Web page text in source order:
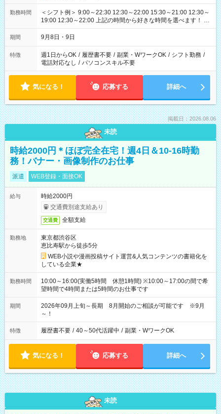
勤務時間
＜シフト例＞ 9:00～22:30 12:30～22:00 15:30～21:00 12:30～
19:00 12:30～22:00 上記の時間から好きな時間を選べます！ ※
時間は変更となる可能性があります
期間 9月8日・9日
特徴 週1日からOK / 履歴書不要 / 副業・WワークOK / シフト勤務 /
電話対応なし / パソコンスキル不要
気になる！ 応募する 詳細へ
掲載日：2026.08.06
未読
時給2000円＊ほぼ完全在宅！週4日＆10-16時勤
務！バナー・画像制作のお仕事
派遣 WEB登録・面接OK
給与
時給2000円
交通費別途支給あり
交通費 全額支給
勤務地
東京都渋谷区
恵比寿駅から徒歩5分
WEB小説や漫画投稿サイト運営&人気コンテンツの書籍化を
している企業★
勤務時間
10:00～16:00(実働5時間 休憩1時間) ※10:00～17:00の間で希
望時間で4時間または5時間のお仕事です
期間
2026年09月上旬～長期 8月開始のご相談が可能です ※9月
～！
特徴 履歴書不要 / 40～50代活躍中 / 副業・WワークOK
気になる！ 応募する 詳細へ
未読